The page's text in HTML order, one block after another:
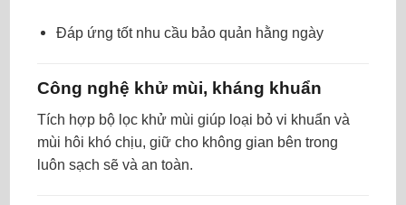
Đáp ứng tốt nhu cầu bảo quản hằng ngày
Công nghệ khử mùi, kháng khuẩn
Tích hợp bộ lọc khử mùi giúp loại bỏ vi khuẩn và
mùi hôi khó chịu, giữ cho không gian bên trong
luôn sạch sẽ và an toàn.